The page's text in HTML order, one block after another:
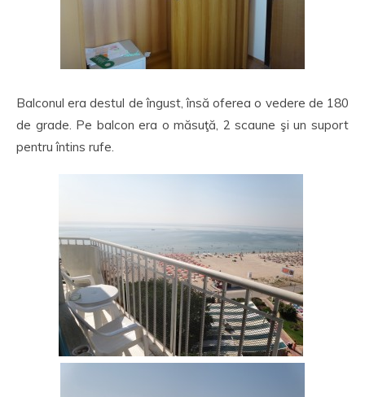
Balconul era destul de îngust, însă oferea o vedere de 180
de grade. Pe balcon era o măsuţă, 2 scaune şi un suport
pentru întins rufe.